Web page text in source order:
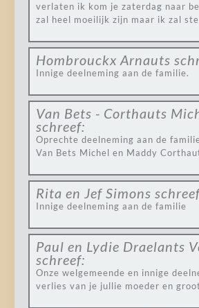
verlaten ik kom je zaterdag naar
zal heel moeilijk zijn maar ik zal
Hombrouckx Arnauts
Innige deelneming aan de familie.
Van Bets - Corthauts
schreef:
Oprechte deelneming aan de
Van Bets Michel en Maddy
Rita en Jef Simons
Innige deelneming aan de familie
Paul en Lydie Draelants
schreef:
Onze welgemeende en innige
verlies van je jullie moeder en